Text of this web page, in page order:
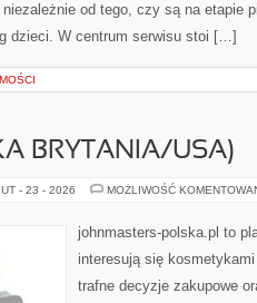
od tego, czy są na etapie
dzieci. W centrum serwisu stoi […]
BRYTANIA/USA)
- 23 - 2026 MOŻLIWOŚĆ
johnmasters-polska.pl to
interesują się
trafne decyzje zakupowe